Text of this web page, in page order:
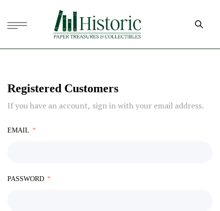
Registered Customers
If you have an account, sign in with your email address.
EMAIL
PASSWORD